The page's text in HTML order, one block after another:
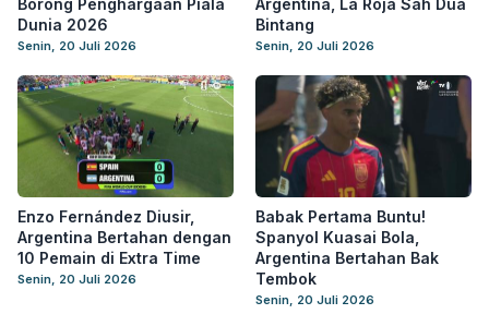
Dunia 2026
Senin, 20 Juli 2026
Bintang
Senin, 20 Juli 2026
Enzo Fernández Diusir,
Argentina Bertahan dengan
10 Pemain di Extra Time
Senin, 20 Juli 2026
Babak Pertama Buntu!
Spanyol Kuasai Bola,
Argentina Bertahan Bak
Tembok
Senin, 20 Juli 2026